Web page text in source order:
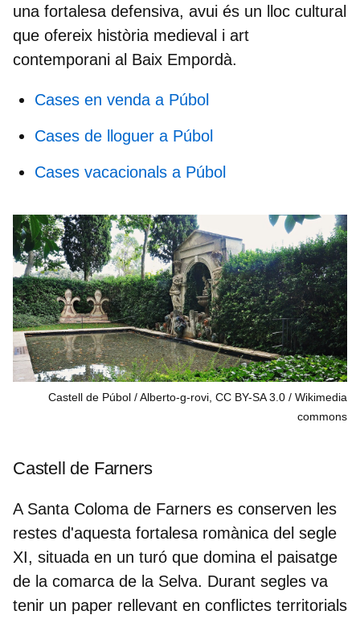
una fortalesa defensiva, avui és un lloc cultural
que ofereix història medieval i art
contemporani al Baix Empordà.
Cases en venda a Púbol
Cases de lloguer a Púbol
Cases vacacionals a Púbol
Castell de Púbol / Alberto-g-rovi, CC BY-SA 3.0
Wikimedia
commons
Castell de Farners
A Santa Coloma de Farners es conserven les
restes d'aquesta fortalesa romànica del segle
XI, situada en un turó que domina el paisatge
de la comarca de la Selva. Durant segles va
tenir un paper rellevant en conflictes territorials